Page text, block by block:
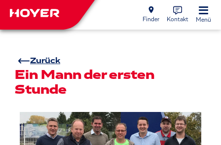
Finder Kontakt Menü
Zurück
Ein Mann der ersten
Stunde